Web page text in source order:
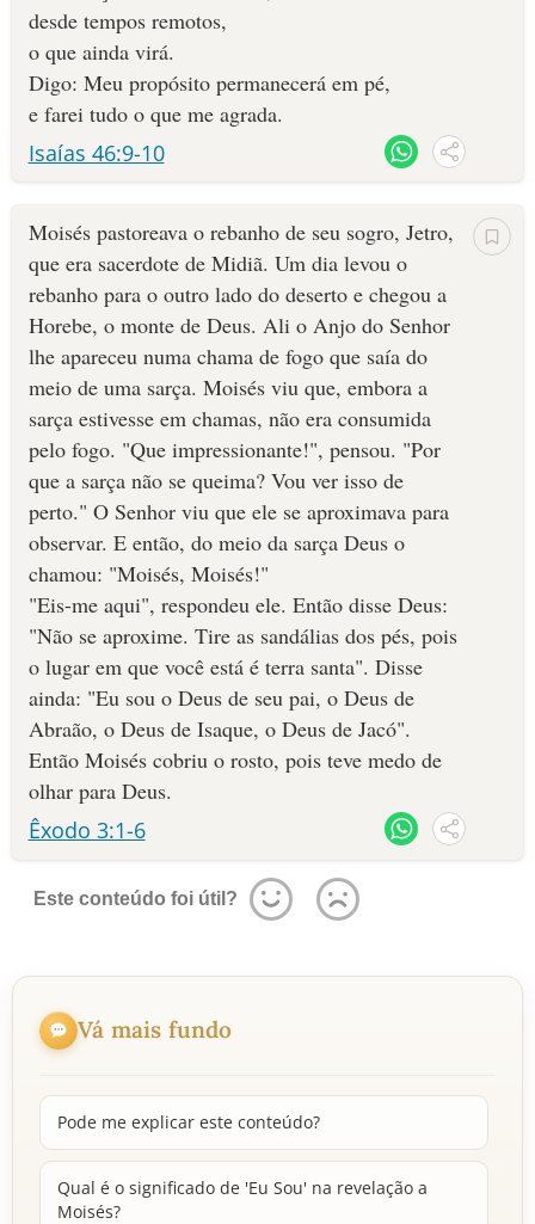
desde tempos remotos,
o que ainda virá.
Digo: Meu propósito permanecerá em pé,
e farei tudo o que me agrada.
Isaías 46:9-10
Moisés pastoreava o rebanho de seu sogro, Jetro,
que era sacerdote de Midiã. Um dia levou o
rebanho para o outro lado do deserto e chegou a
Horebe, o monte de Deus. Ali o Anjo do Senhor
lhe apareceu numa chama de fogo que saía do
meio de uma sarça. Moisés viu que, embora a
sarça estivesse em chamas, não era consumida
pelo fogo. "Que impressionan­te!", pensou. "Por
que a sarça não se queima? Vou ver isso de
perto." O Senhor viu que ele se aproximava para
observar. E então, do meio da sarça Deus o
chamou: "Moisés, Moisés!"
"Eis-me aqui", respondeu ele. Então disse Deus:
"Não se aproxime. Tire as sandálias dos pés, pois
o lugar em que você está é terra santa". Disse
ainda: "Eu sou o Deus de seu pai, o Deus de
Abraão, o Deus de Isaque, o Deus de Jacó".
Então Moisés cobriu o rosto, pois teve medo de
olhar para Deus.
Êxodo 3:1-6
Este conteúdo foi útil?
Vá mais fundo
Pode me explicar este conteúdo?
Qual é o significado de 'Eu Sou' na revelação a
Moisés?